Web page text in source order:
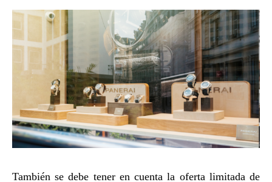
También se debe tener en cuenta la oferta limitada de